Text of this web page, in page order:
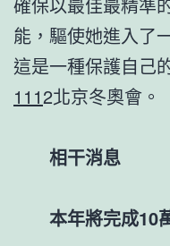
能，驅使她進入了
這是一種保護自己
1112北京冬奧會。
相干消息
本年將完成10